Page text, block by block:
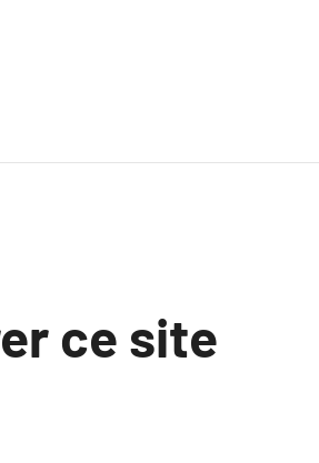
ce site